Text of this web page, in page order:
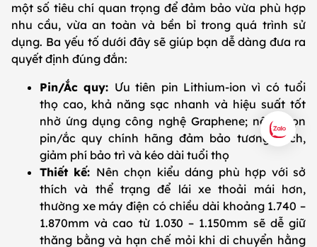
một số tiêu chí quan trọng để đảm bảo vừa phù hợp
nhu cầu, vừa an toàn và bền bỉ trong quá trình sử
dụng. Ba yếu tố dưới đây sẽ giúp bạn dễ dàng đưa ra
quyết định đúng đắn:
Pin/Ắc quy: Ưu tiên pin Lithium-ion vì có tuổi
thọ cao, khả năng sạc nhanh và hiệu suất tốt
nhờ ứng dụng công nghệ Graphene; nên chọn
pin/ắc quy chính hãng đảm bảo tương thích,
giảm phí bảo trì và kéo dài tuổi thọ
Thiết kế: Nên chọn kiểu dáng phù hợp với sở
thích và thể trạng để lái xe thoải mái hơn,
thường xe máy điện có chiều dài khoảng 1.740 –
1.870mm và cao từ 1.030 – 1.150mm sẽ dễ giữ
thăng bằng và hạn chế mỏi khi di chuyển hằng